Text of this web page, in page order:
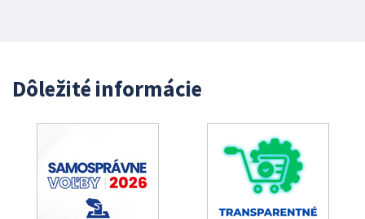
Dôležité informácie